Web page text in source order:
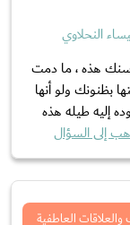
النحلاوي
سنك هذه ، ما دمت
بظنونك ولو أنها
إليه طيله هذه
إلى السؤال
والعلاقات العاطفية